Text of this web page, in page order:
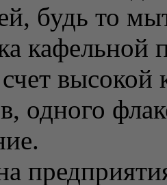
будь то
кафельной
одного